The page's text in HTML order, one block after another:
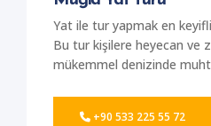
çekimi yapabilirsiniz.
Yat ile tur yapmak en
Bu tur kişilere heyecan ve
mükemmel denizinde
+90 533 225 55 72